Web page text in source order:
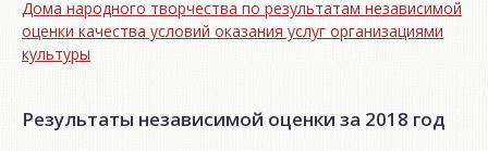
Дома народного творчества по результатам независимой
оценки качества условий оказания услуг организациями
культуры
Результаты независимой оценки за 2018 год